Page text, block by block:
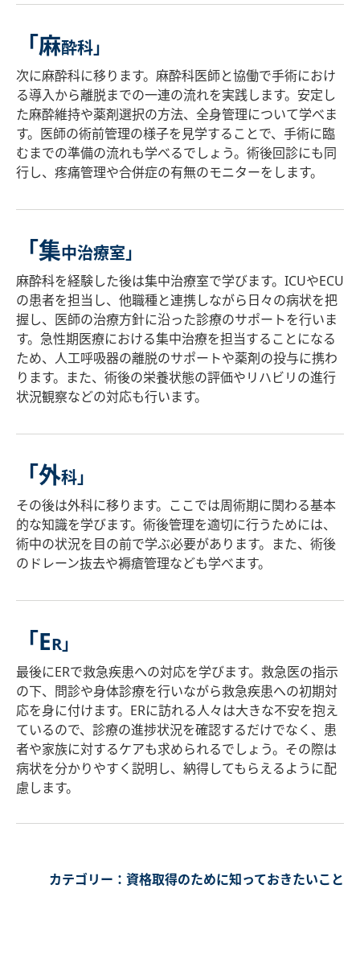
「麻酔科」
次に麻酔科に移ります。麻酔科医師と協働で手術におけ
る導入から離脱までの一連の流れを実践します。安定し
た麻酔維持や薬剤選択の方法、全身管理について学べま
す。医師の術前管理の様子を見学することで、手術に臨
むまでの準備の流れも学べるでしょう。術後回診にも同
行し、疼痛管理や合併症の有無のモニターをします。
「集中治療室」
麻酔科を経験した後は集中治療室で学びます。ICUやECU
の患者を担当し、他職種と連携しながら日々の病状を把
握し、医師の治療方針に沿った診療のサポートを行いま
す。急性期医療における集中治療を担当することになる
ため、人工呼吸器の離脱のサポートや薬剤の投与に携わ
ります。また、術後の栄養状態の評価やリハビリの進行
状況観察などの対応も行います。
「外科」
その後は外科に移ります。ここでは周術期に関わる基本
的な知識を学びます。術後管理を適切に行うためには、
術中の状況を目の前で学ぶ必要があります。また、術後
のドレーン抜去や褥瘡管理なども学べます。
「ER」
最後にERで救急疾患への対応を学びます。救急医の指示
の下、問診や身体診療を行いながら救急疾患への初期対
応を身に付けます。ERに訪れる人々は大きな不安を抱え
ているので、診療の進捗状況を確認するだけでなく、患
者や家族に対するケアも求められるでしょう。その際は
病状を分かりやすく説明し、納得してもらえるように配
慮します。
カテゴリー： 資格取得のために知っておきたいこと